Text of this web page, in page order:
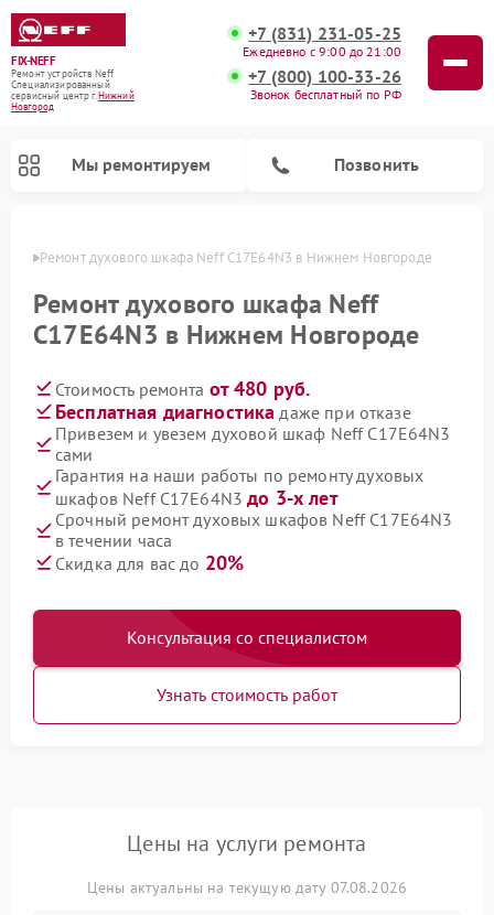
FIX-NEFF
Ремонт устройств Neff
Специализированный
cервисный центр г.Нижний
Новгород
+7 (831) 231-05-25
Ежедневно с 9:00 до 21:00
+7 (800) 100-33-26
Звонок бесплатный по РФ
Мы ремонтируем Позвонить
Ремонт духового шкафа Neff C17E64N3 в Нижнем Новгороде
Ремонт духового шкафа Neff
C17E64N3 в Нижнем Новгороде
Стоимость ремонта от 480 руб.
Бесплатная диагностика даже при отказе
Привезем и увезем духовой шкаф Neff C17E64N3
сами
Гарантия на наши работы по ремонту духовых
шкафов Neff C17E64N3до 3-х лет
Срочный ремонт духовых шкафов Neff C17E64N3
в течении часа
Скидка для вас до 20%
Консультация со специалистом
Узнать стоимость работ
Цены на услуги ремонта
Цены актуальны на текущую дату 07.08.2026